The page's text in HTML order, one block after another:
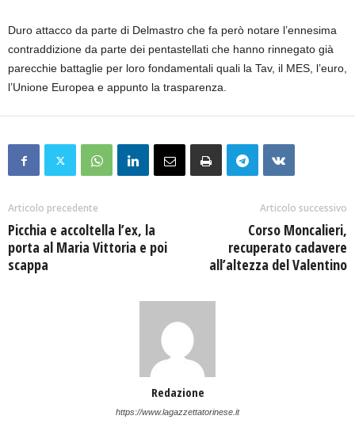
Duro attacco da parte di Delmastro che fa però notare l’ennesima
contraddizione da parte dei pentastellati che hanno rinnegato già
parecchie battaglie per loro fondamentali quali la Tav, il MES, l’euro,
l’Unione Europea e appunto la trasparenza.
Articolo precedente
Picchia e accoltella l’ex, la
porta al Maria Vittoria e poi
scappa
Articolo successivo
Corso Moncalieri,
recuperato cadavere
all’altezza del Valentino
Redazione
https://www.lagazzettatorinese.it